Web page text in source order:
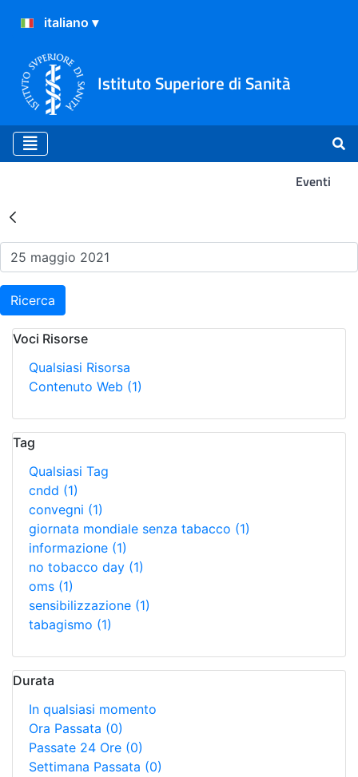
Istituto Superiore di Sanità
Eventi
Risultati della Ricerca -
Ricerca
Voci Risorse
Qualsiasi Risorsa
Contenuto Web (1)
Tag
Qualsiasi Tag
cndd (1)
convegni (1)
giornata mondiale senza tabacco (1)
informazione (1)
no tobacco day (1)
oms (1)
sensibilizzazione (1)
tabagismo (1)
Durata
In qualsiasi momento
Ora Passata (0)
Passate 24 Ore (0)
Settimana Passata (0)